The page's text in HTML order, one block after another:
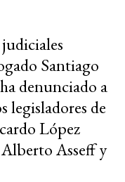
Santiago
denunciado a
legisladores de
López
Asseff y